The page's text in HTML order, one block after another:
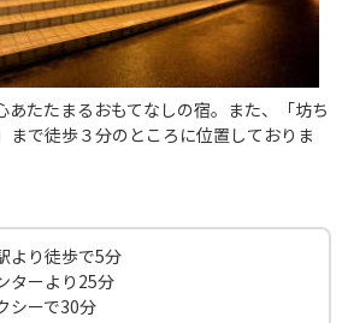
あたたまるおもてなしの宿。また、「坊ち
まで徒歩３分のところに位置しておりま
より徒歩で5分
ターより25分
シーで30分